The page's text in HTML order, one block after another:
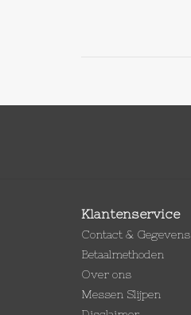
Klantenservice
Contact & Gegevens
Betaalmethoden
Over ons
Messen Slijpen